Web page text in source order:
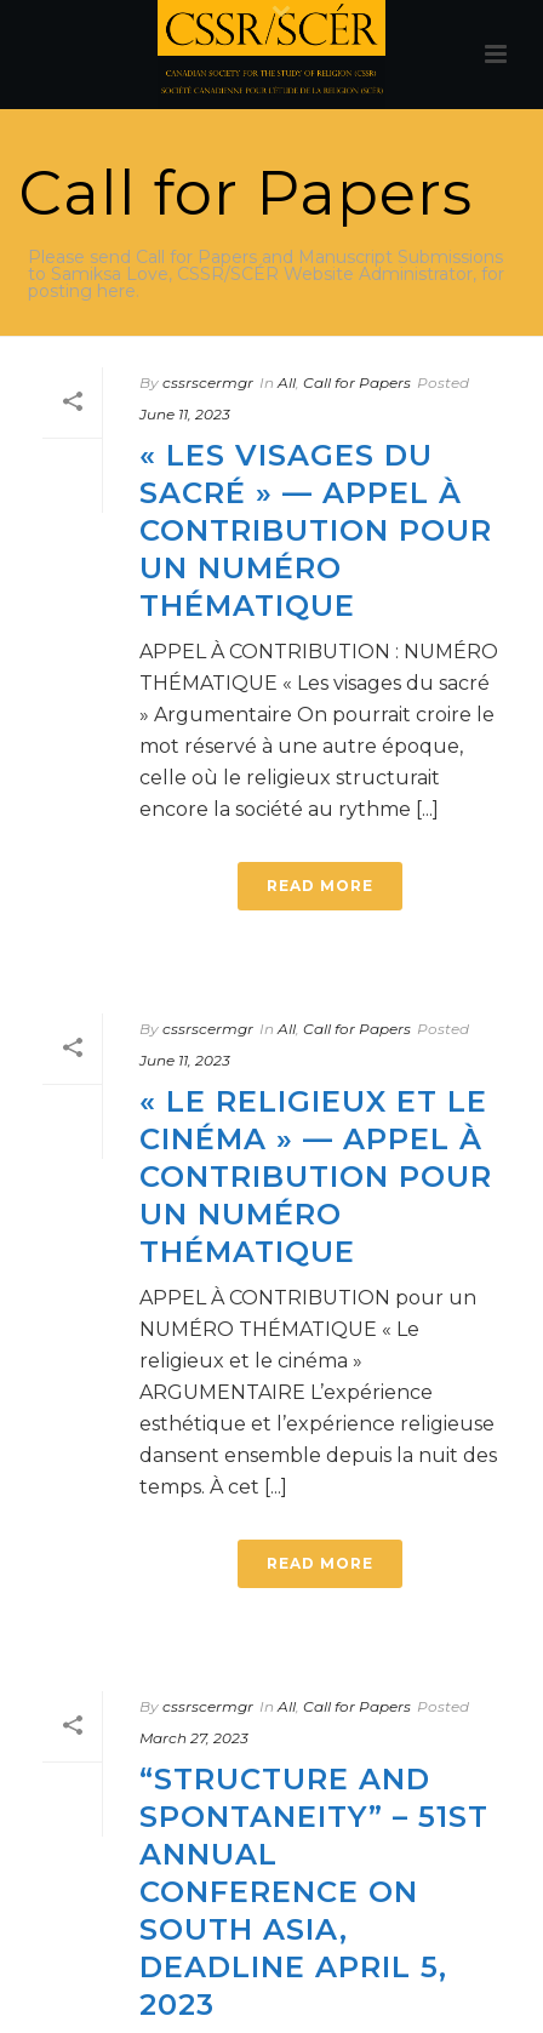
Call for Papers
Please send Call for Papers and Manuscript Submissions
to Samiksa Love, CSSR/SCÉR Website Administrator, for
posting here.
By cssrscermgr In All, Call for Papers Posted
June 11, 2023
« LES VISAGES DU
SACRÉ » — APPEL À
CONTRIBUTION POUR
UN NUMÉRO
THÉMATIQUE
APPEL À CONTRIBUTION : NUMÉRO
THÉMATIQUE « Les visages du sacré
» Argumentaire On pourrait croire le
mot réservé à une autre époque,
celle où le religieux structurait
encore la société au rythme [...]
READ MORE
By cssrscermgr In All, Call for Papers Posted
June 11, 2023
« LE RELIGIEUX ET LE
CINÉMA » — APPEL À
CONTRIBUTION POUR
UN NUMÉRO
THÉMATIQUE
APPEL À CONTRIBUTION pour un
NUMÉRO THÉMATIQUE « Le
religieux et le cinéma »
ARGUMENTAIRE L’expérience
esthétique et l’expérience religieuse
dansent ensemble depuis la nuit des
temps. À cet [...]
READ MORE
By cssrscermgr In All, Call for Papers Posted
March 27, 2023
“STRUCTURE AND
SPONTANEITY” – 51ST
ANNUAL
CONFERENCE ON
SOUTH ASIA,
DEADLINE APRIL 5,
2023